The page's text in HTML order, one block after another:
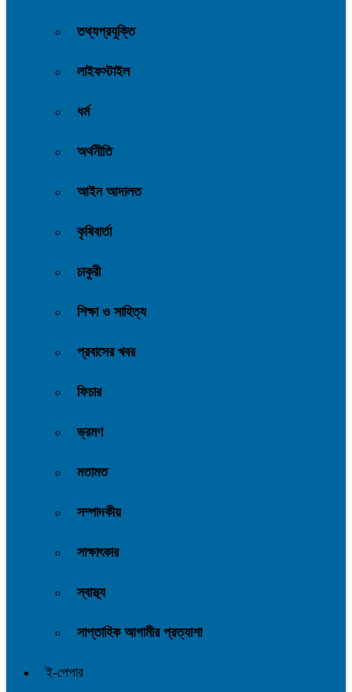
তথ্যপ্রযুক্তি
লাইফস্টাইল
ধর্ম
অর্থনীতি
আইন আদালত
কৃষিবার্তা
চাকুরী
শিক্ষা ও সাহিত্য
প্রবাসের খবর
ফিচার
ভ্রমণ
মতামত
সম্পাদকীয়
সাক্ষাৎকার
স্বাস্থ্য
সাপ্তাহিক আগামীর প্রত্যাশা
ই-পেপার